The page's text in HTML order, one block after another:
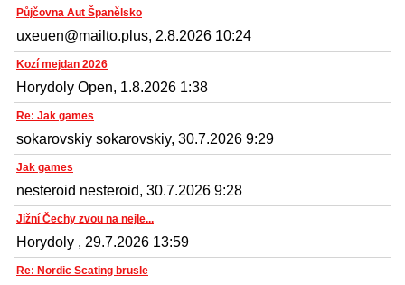
Půjčovna Aut Španělsko
uxeuen@mailto.plus, 2.8.2026 10:24
Kozí mejdan 2026
Horydoly Open, 1.8.2026 1:38
Re: Jak games
sokarovskiy sokarovskiy, 30.7.2026 9:29
Jak games
nesteroid nesteroid, 30.7.2026 9:28
Jižní Čechy zvou na nejle...
Horydoly , 29.7.2026 13:59
Re: Nordic Scating brusle